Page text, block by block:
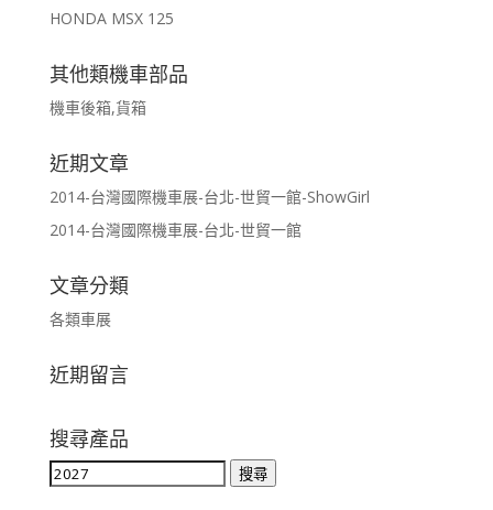
HONDA MSX 125
其他類機車部品
機車後箱,貨箱
近期文章
2014-台灣國際機車展-台北-世貿一館-ShowGirl
2014-台灣國際機車展-台北-世貿一館
文章分類
各類車展
近期留言
搜尋產品
搜
搜尋